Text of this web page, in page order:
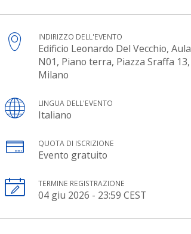
INDIRIZZO DELL'EVENTO
Edificio Leonardo Del Vecchio, Aula
N01, Piano terra, Piazza Sraffa 13,
Milano
LINGUA DELL'EVENTO
Italiano
QUOTA DI ISCRIZIONE
Evento gratuito
TERMINE REGISTRAZIONE
04 giu 2026 - 23:59 CEST